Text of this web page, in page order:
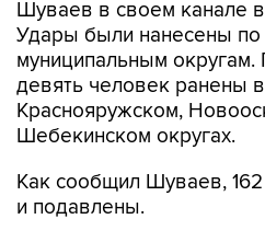
Шуваев в своем канале
Удары были нанесены по
муниципальным
девять человек ранены
Краснояружском,
Шебекинском округах.
Как сообщил Шуваев,
и подавлены.